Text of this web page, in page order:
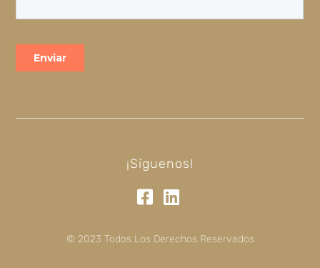
¡Síguenos!
© 2023 Todos Los Derechos Reservados